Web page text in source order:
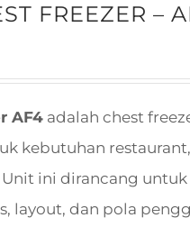
FREEZER –
AF4 adalah chest
kebutuhan
Unit ini dirancang
layout, dan pola